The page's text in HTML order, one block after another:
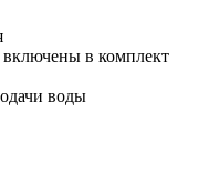
включены в комплект
воды